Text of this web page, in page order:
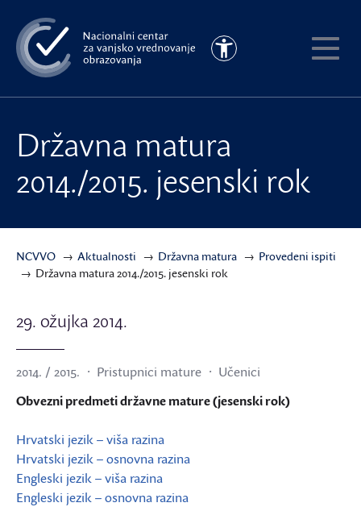
na
glavni
sadržaj
Pristupačnost
Državna matura
2014./2015. jesenski rok
NCVVO Aktualnosti Državna matura
Provedeni ispiti
Državna matura 2014./2015. jesenski rok
29. ožujka 2014.
2014. / 2015. Pristupnici mature
Učenici
Obvezni predmeti državne mature (jesenski rok)
Hrvatski jezik – viša razina
Hrvatski jezik – osnovna razina
Engleski jezik – viša razina
Engleski jezik – osnovna razina